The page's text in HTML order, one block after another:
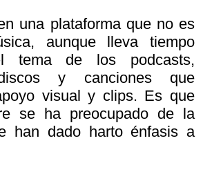
una plataforma que no es
aunque lleva tiempo
tema de los podcasts,
y canciones que
visual y clips. Es que
se ha preocupado de la
han dado harto énfasis a